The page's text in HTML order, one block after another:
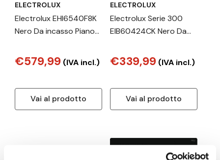
ELECTROLUX
Electrolux EHI6540F8K
Nero Da incasso Piano
Fornello(i)
€579,99 (IVA incl.)
Vai al prodotto
ELECTROLUX
Electrolux Serie 300
EIB60424CK Nero Da
cottura a induzione 4
Fornello(i)
€339,99 (IVA incl.)
Vai al prodotto